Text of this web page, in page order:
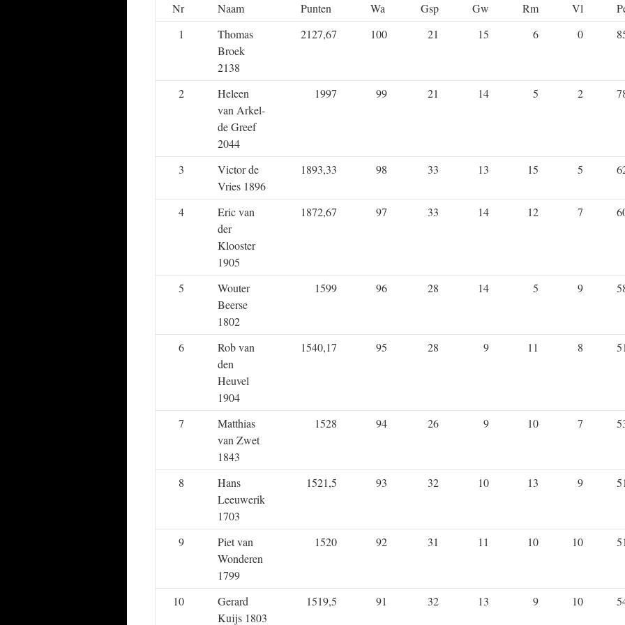
Nr Naam Punten Wa Gsp Gw Rm Vl
1
Thomas
Broek
2138
2127,67 100 21 15 6 0
2
Heleen
van Arkel-
de Greef
2044
1997 99 21 14 5 2
3
Victor de
Vries 1896
1893,33 98 33 13 15 5
4
Eric van
der
Klooster
1905
1872,67 97 33 14 12 7
5
Wouter
Beerse
1802
1599 96 28 14 5 9
6
Rob van
den
Heuvel
1904
1540,17 95 28 9 11 8
7
Matthias
van Zwet
1843
1528 94 26 9 10 7
8
Hans
Leeuwerik
1703
1521,5 93 32 10 13 9
9
Piet van
Wonderen
1799
1520 92 31 11 10 10
10
Gerard
Kuijs 1803
1519,5 91 32 13 9 10